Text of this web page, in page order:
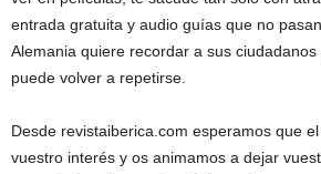
entrada gratuita y audio guías que no
Alemania quiere recordar a sus
puede volver a repetirse.
Desde revistaiberica.com esperamos que
vuestro interés y os animamos a dejar